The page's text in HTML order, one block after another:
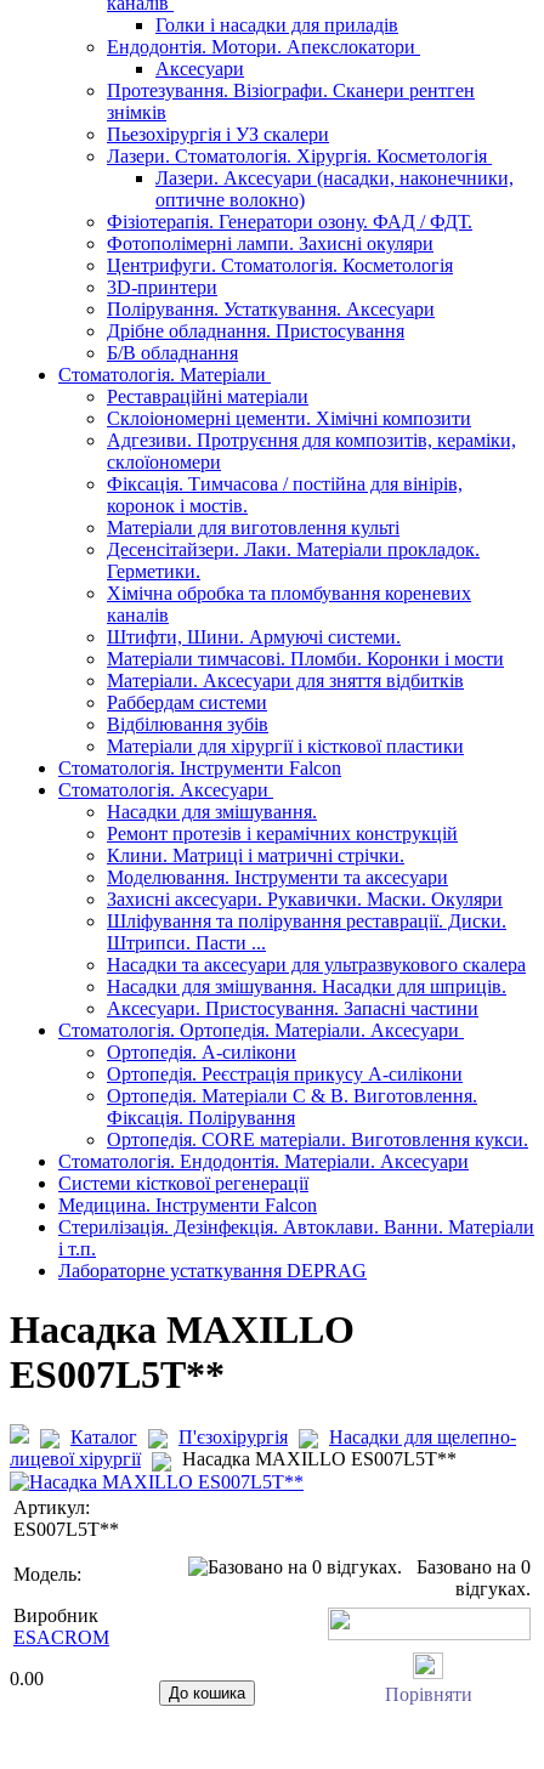
Голки і насадки для приладів
Ендодонтія. Мотори. Апекслокатори
Аксесуари
Протезування. Візіографи. Сканери рентген
знімків
Пьезохірургія і УЗ cкалери
Лазери. Стоматологія. Хірургія. Косметологія
Лазери. Аксесуари (насадки, наконечники,
оптичне волокно)
Фізіотерапія. Генератори озону. ФАД / ФДТ.
Фотополімерні лампи. Захисні окуляри
Центрифуги. Стоматологія. Косметологія
3D-принтери
Полірування. Устаткування. Аксесуари
Дрібне обладнання. Пристосування
Б/В обладнання
Стоматологія. Матеріали
Реставраційні матеріали
Склоіономерні цементи. Хімічні композити
Адгезиви. Протруєння для композитів, кераміки,
склоїономери
Фіксація. Тимчасова / постійна для вінірів,
коронок і мостів.
Матеріали для виготовлення культі
Десенсітайзери. Лаки. Матеріали прокладок.
Герметики.
Хімічна обробка та пломбування кореневих
каналів
Штифти, Шини. Армуючі системи.
Матеріали тимчасові. Пломби. Коронки і мости
Матеріали. Аксесуари для зняття відбитків
Раббердам системи
Відбілювання зубів
Матеріали для хірургії і кісткової пластики
Стоматологія. Інструменти Falcon
Стоматологія. Аксесуари
Насадки для змішування.
Ремонт протезів і керамічних конструкцій
Клини. Матриці і матричні стрічки.
Моделювання. Інструменти та аксесуари
Захисні аксесуари. Рукавички. Маски. Окуляри
Шліфування та полірування реставрації. Диски.
Штрипси. Пасти ...
Насадки та аксесуари для ультразвукового скалера
Насадки для змішування. Насадки для шприців.
Аксесуари. Пристосування. Запасні частини
Стоматологія. Ортопедія. Матеріали. Аксесуари
Ортопедія. А-силікони
Ортопедія. Реєстрація прикусу А-силікони
Ортопедія. Матеріали C & B. Виготовлення.
Фіксація. Полірування
Ортопедія. CORE матеріали. Виготовлення кукси.
Стоматологія. Ендодонтія. Матеріали. Аксесуари
Системи кісткової регенерації
Медицина. Інструменти Falcon
Стерилізація. Дезінфекція. Автоклави. Ванни. Матеріали
і т.п.
Лабораторне устаткування DEPRAG
Насадка MAXILLO
ES007L5T**
Каталог П'єзохірургія
Насадки для щелепно-
лицевої хірургії
Насадка MAXILLO ES007L5T**
Артикул:
ES007L5T**
Модель:
Базовано на 0
відгуках.
Виробник
ESACROM
0.00
Порівняти